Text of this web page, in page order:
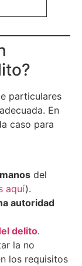
particulares
En
caso para
del
aquí).
autoridad
delito.
la no
los requisitos